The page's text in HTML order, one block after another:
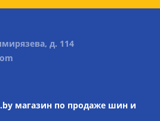
д. 114
магазин по продаже шин и